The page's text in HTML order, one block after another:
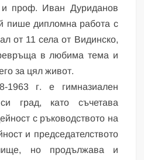
и проф. Иван Дуриданов
пише дипломна работа с
от 11 села от Видинско,
в любима тема и
за цял живот.
1963 г. е гимназиален
град, като съчетава
с ръководството на
и председателството
но продължава и